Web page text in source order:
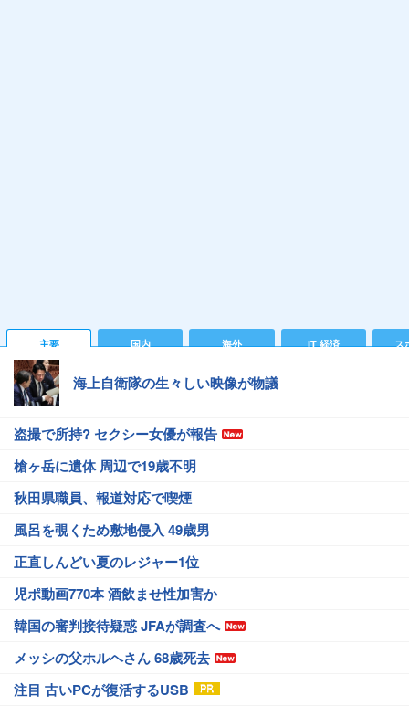
主要 国内 海外 IT 経済 ス
海上自衛隊の生々しい映像が物議
盗撮で所持? セクシー女優が報告
槍ヶ岳に遺体 周辺で19歳不明
秋田県職員、報道対応で喫煙
風呂を覗くため敷地侵入 49歳男
正直しんどい夏のレジャー1位
児ポ動画770本 酒飲ませ性加害か
韓国の審判接待疑惑 JFAが調査へ
メッシの父ホルヘさん 68歳死去
注目 古いPCが復活するUSB